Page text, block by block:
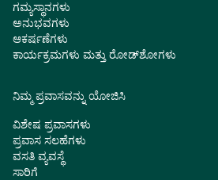
ಗಮ್ಯಸ್ಥಾನಗಳು
ಅನುಭವಗಳು
ಆಕರ್ಷಣೆಗಳು
ಕಾರ್ಯಕ್ರಮಗಳು ಮತ್ತು ರೋಡ್‌ಶೋಗಳು
ನಿಮ್ಮ ಪ್ರವಾಸವನ್ನು ಯೋಜಿಸಿ
ವಿಶೇಷ ಪ್ರವಾಸಗಳು
ಪ್ರವಾಸ ಸಲಹೆಗಳು
ವಸತಿ ವ್ಯವಸ್ಥೆ
ಸಾರಿಗೆ